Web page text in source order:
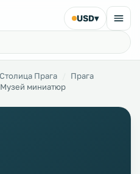
USD▾
Столица Прага
Прага
Музей миниатюр